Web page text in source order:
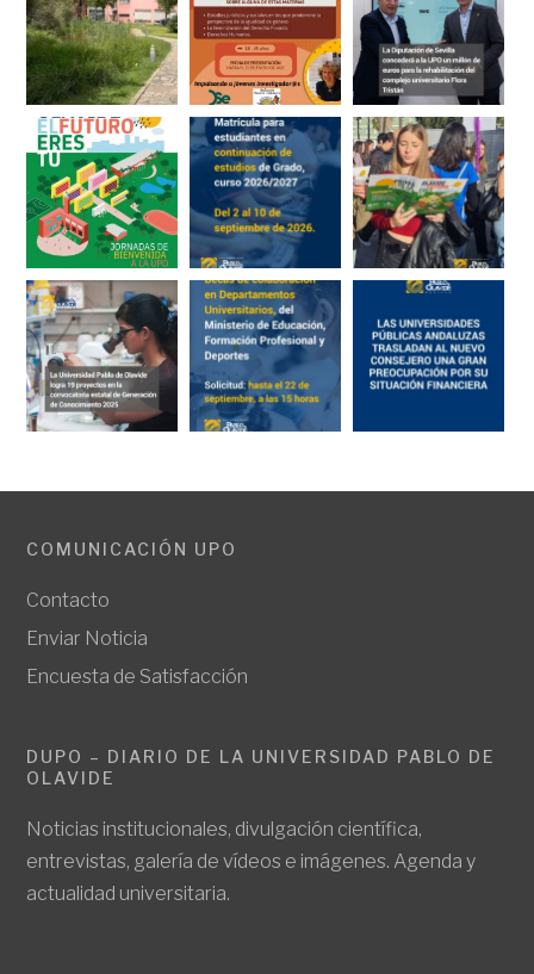
COMUNICACIÓN UPO
Contacto
Enviar Noticia
Encuesta de Satisfacción
DUPO – DIARIO DE LA UNIVERSIDAD PABLO DE
OLAVIDE
Noticias institucionales, divulgación científica,
entrevistas, galería de vídeos e imágenes. Agenda y
actualidad universitaria.